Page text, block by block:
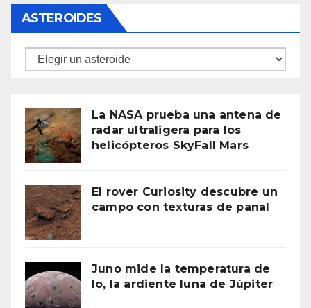
ASTEROIDES
Asteroides
La NASA prueba una antena de
radar ultraligera para los
helicópteros SkyFall Mars
El rover Curiosity descubre un
campo con texturas de panal
Juno mide la temperatura de
Io, la ardiente luna de Júpiter